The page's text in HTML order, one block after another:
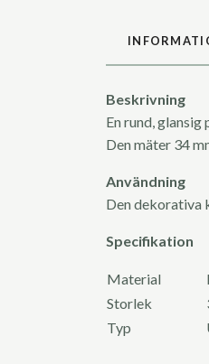
Beskrivning
En rund,
Den mäter 34
Användning
Den dekorativa
Specifikation
Material
Storlek
Typ